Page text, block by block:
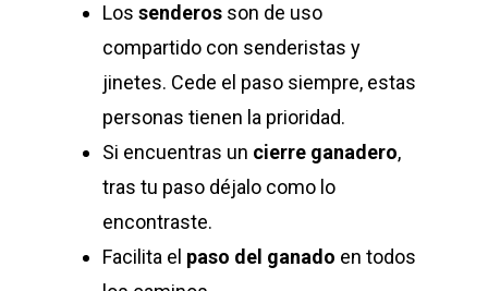
Los senderos son de uso
compartido con senderistas y
jinetes. Cede el paso siempre, estas
personas tienen la prioridad.
Si encuentras un cierre ganadero,
tras tu paso déjalo como lo
encontraste.
Facilita el paso del ganado en todos